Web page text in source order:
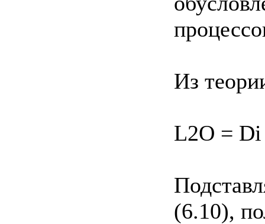
Из
L2O = Di
(6.10),